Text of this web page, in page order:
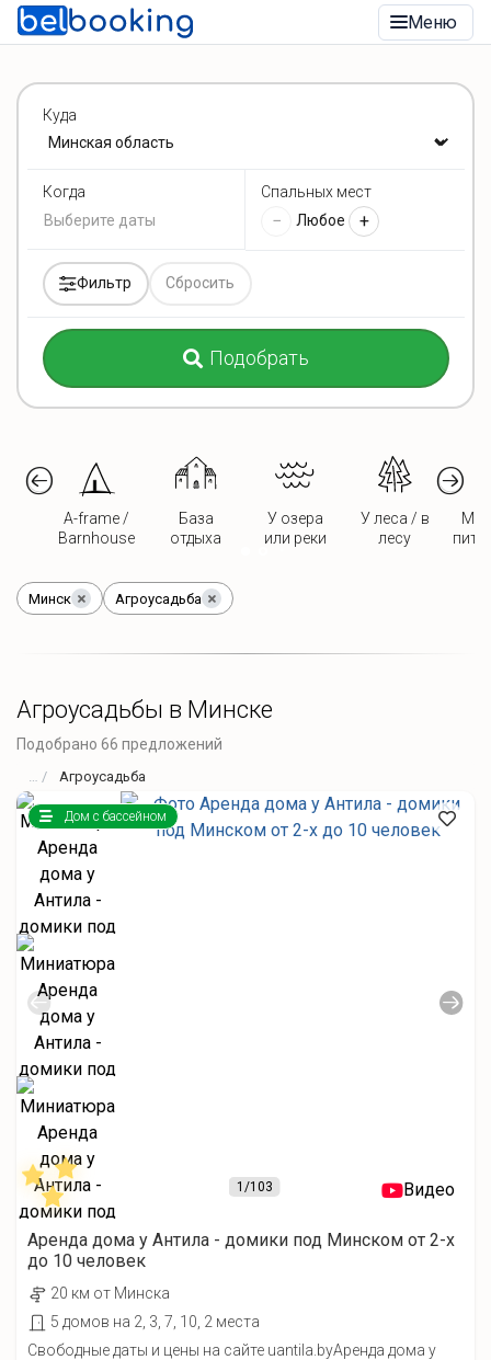
Меню
Куда
Когда Спальных мест
− Любое +
Фильтр Сбросить
Подобрать
A-frame /
Barnhouse
База
отдыха
У озера
или реки
У леса / в
лесу
Минск Агроусадьба
Агроусадьбы в Минске
Подобрано 66 предложений
Агроусадьба
1 /103
Дом с бассейном
Видео
Аренда дома у Антила - домики под Минском от 2-х
до 10 человек
20 км от Минска
5 домов на 2, 3, 7, 10, 2 места
Свободные даты и цены на сайте uantila.byАренда дома у